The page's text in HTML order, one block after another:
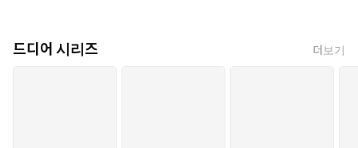
드디어 시리즈 더보기